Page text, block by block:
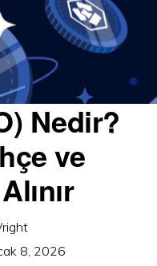
Nedir?
ve
8, 2026